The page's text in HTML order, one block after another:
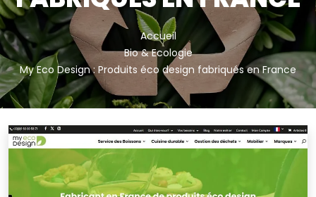
Accueil
Bio & Ecologie
My Eco Design : Produits éco design fabriqués en France